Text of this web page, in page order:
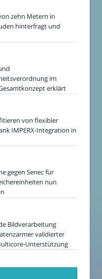
zehn Metern in
hinterfragt und
im
erklärt
von flexibler
IMPERX-Integration in
gegen Senec für
nun
Bildverarbeitung
validierter
Unterstützung